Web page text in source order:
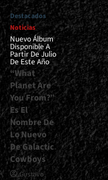
Destacados
Noticias
Nuevo Álbum
Disponible A
Partir De Julio
De Este Año
“What
Planet Are
You From?”
Es El
Nombre De
Lo Nuevo
De Galactic
Cowboys
Gustavo